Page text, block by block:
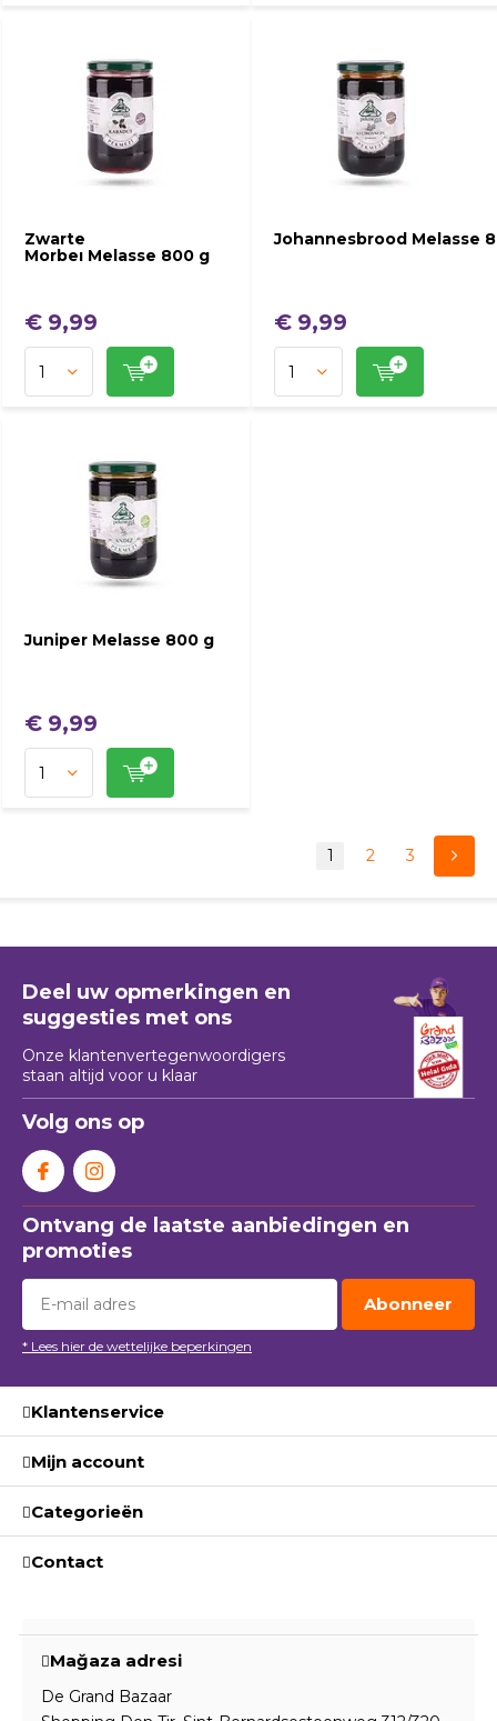
Zwarte
Morbeı Melasse 800 g
€ 9,99
Johannesbrood Melasse
€ 9,99
Juniper Melasse 800 g
€ 9,99
1 2 3
Deel uw opmerkingen en
suggesties met ons
Onze klantenvertegenwoordigers
staan ​​altijd voor u klaar
Volg ons op
Ontvang de laatste aanbiedingen en
promoties
Abonneer
* Lees hier de wettelijke beperkingen
Klantenservice
Mijn account
Categorieën
Contact
Mağaza adresi
De Grand Bazaar